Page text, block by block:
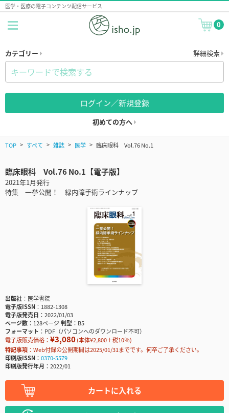
医学・医療の電子コンテンツ配信サービス
0
カテゴリー 詳細検索
ログイン／新規登録
初めての方へ
TOP すべて 雑誌 医学 臨床眼科 Vol.76 No.1
臨床眼科 Vol.76 No.1【電子版】
2021年1月発行
特集 一挙公開！ 緑内障手術ラインナップ
出版社
医学書院
電子版ISSN
1882-1308
電子版発売日
2022/01/03
ページ数
128ページ判型
B5
フォーマット
PDF（パソコンへのダウンロード不可）
電子版販売価格： ¥3,080(本体¥2,800＋税10％)
特記事項
Web付録の公開期間は2025/01/31までです。何卒ご了承ください。
印刷版ISSN
0370-5579
印刷版発行年月
2022/01
カートに入れる